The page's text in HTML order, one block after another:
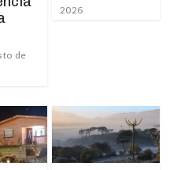
de
2026